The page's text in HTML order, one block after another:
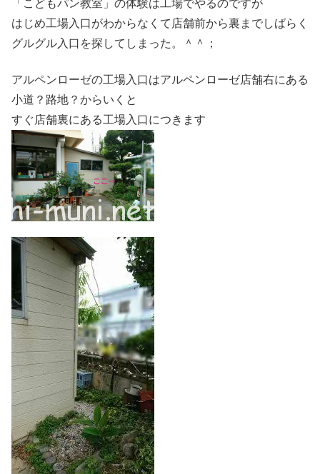
「こどもパン教室」の体験は工場でやるのですが
はじめ工場入口がわからなくて店舗前から裏までしばらく
グルグル入口を探してしまった。＾＾；
アルペンローゼの工場入口はアルペンローゼ店舗右にある
小道？路地？からいくと
すぐ店舗裏にある工場入口につきます